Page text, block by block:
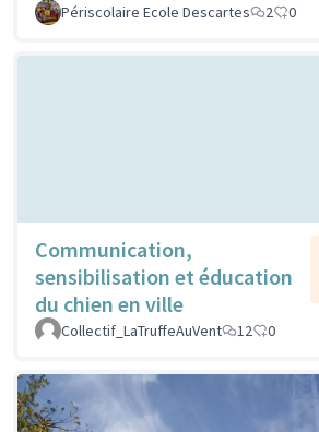
Périscolaire Ecole Descartes
2 0
Communication,
sensibilisation et éducation
du chien en ville
Collectif_LaTruffeAuVent 12 0